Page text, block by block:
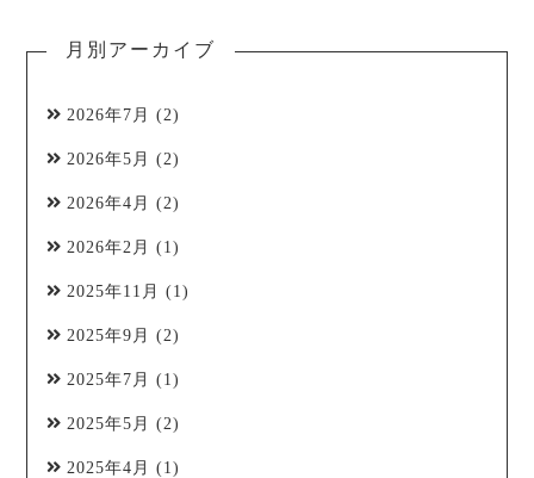
月別アーカイブ
2026年7月 (2)
2026年5月 (2)
2026年4月 (2)
2026年2月 (1)
2025年11月 (1)
2025年9月 (2)
2025年7月 (1)
2025年5月 (2)
2025年4月 (1)